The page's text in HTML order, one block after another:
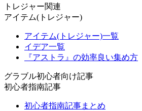
トレジャー関連
アイテム(トレジャー)
アイテム(トレジャー)一覧
イデア一覧
『アストラ』の効率良い集め方
グラブル初心者向け記事
初心者指南記事
初心者指南記事まとめ